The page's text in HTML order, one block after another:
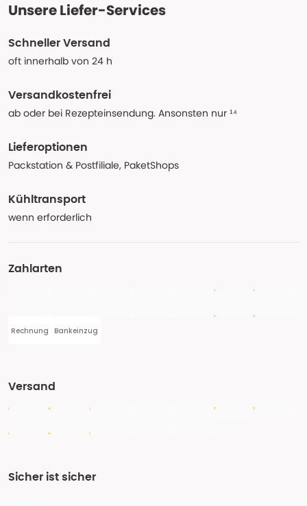
Unsere Liefer-Services
Schneller Versand
oft innerhalb von 24 h
Versandkostenfrei
ab oder bei Rezepteinsendung. Ansonsten nur ¹⁴
Lieferoptionen
Packstation & Postfiliale, PaketShops
Kühltransport
wenn erforderlich
Zahlarten
Rechnung Bankeinzug
Versand
Sicher ist sicher